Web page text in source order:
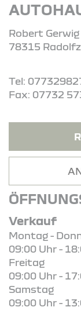
Robert Gerwig
78315
Tel:
Fax: 07732
Verkauf
Montag -
09:00 Uhr -
Freitag
09:00 Uhr -
Samstag
09:00 Uhr -